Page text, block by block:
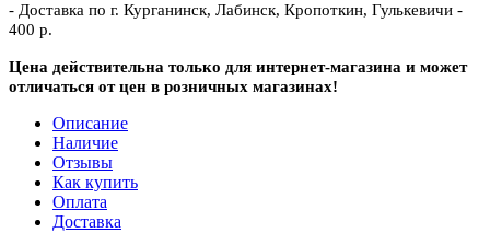
- Доставка по г. Курганинск, Лабинск, Кропоткин, Гулькевичи -
400 р.
Цена действительна только для интернет-магазина и может
отличаться от цен в розничных магазинах!
Описание
Наличие
Отзывы
Как купить
Оплата
Доставка